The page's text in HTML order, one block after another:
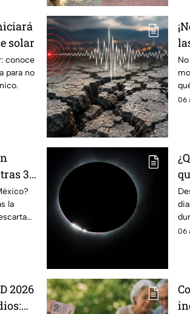
solar
conoce
para no
y
06
33
la
06
2026